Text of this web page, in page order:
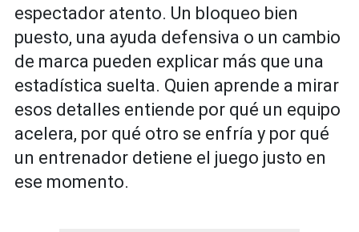
espectador atento. Un bloqueo bien
puesto, una ayuda defensiva o un cambio
de marca pueden explicar más que una
estadística suelta. Quien aprende a mirar
esos detalles entiende por qué un equipo
acelera, por qué otro se enfría y por qué
un entrenador detiene el juego justo en
ese momento.